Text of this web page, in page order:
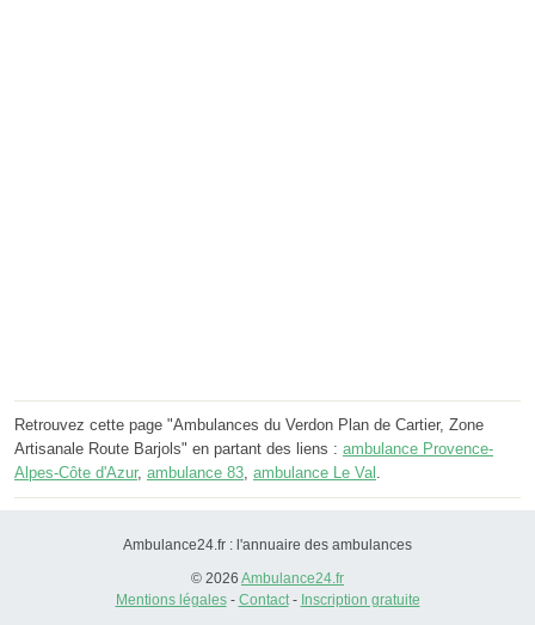
Retrouvez cette page "Ambulances du Verdon Plan de Cartier, Zone
Artisanale Route Barjols" en partant des liens : ambulance Provence-
Alpes-Côte d'Azur, ambulance 83 ambulance Le Val
Ambulance24.fr : l'annuaire des ambulances
© 2026 Ambulance24.fr
Mentions légales- Contact- Inscription gratuite